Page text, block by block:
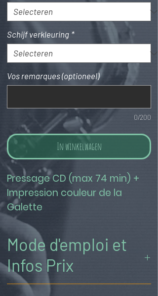
Schijf verkleuring *
Vos remarques (optioneel)
0/200
In winkelwagen
Pressage CD (max 74 min) +
Impression couleur de la
Galette
Mode d'emploi et
Infos Prix
((1)) Ajustez la quantité et TOUTES